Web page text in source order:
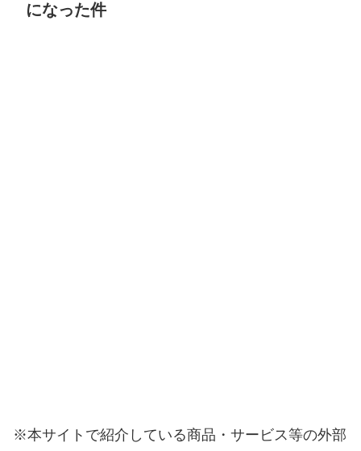
になった件
※本サイトで紹介している商品・サービス等の外部